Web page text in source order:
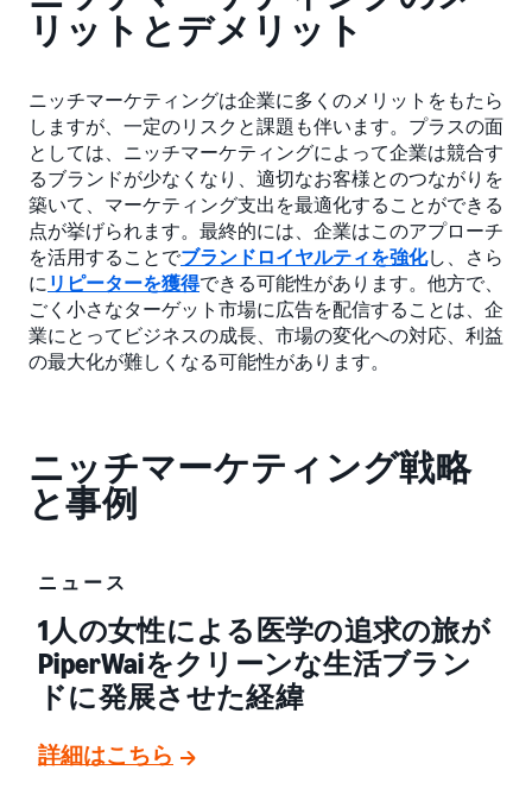
リットとデメリット
ニッチマーケティングは企業に多くのメリットをもたら
しますが、一定のリスクと課題も伴います。プラスの面
としては、ニッチマーケティングによって企業は競合す
るブランドが少なくなり、適切なお客様とのつながりを
築いて、マーケティング支出を最適化することができる
点が挙げられます。最終的には、企業はこのアプローチ
を活用することでブランドロイヤルティを強化し、さら
に リピーターを獲得できる可能性があります。他方で、
ごく小さなターゲット市場に広告を配信することは、企
業にとってビジネスの成長、市場の変化への対応、利益
の最大化が難しくなる可能性があります。
ニッチマーケティング戦略
と事例
ニュース
1人の女性による医学の追求の旅が
PiperWaiをクリーンな生活ブラン
ドに発展させた経緯
詳細はこちら